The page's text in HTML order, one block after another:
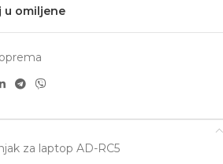
u omiljene
za laptop AD-RC5